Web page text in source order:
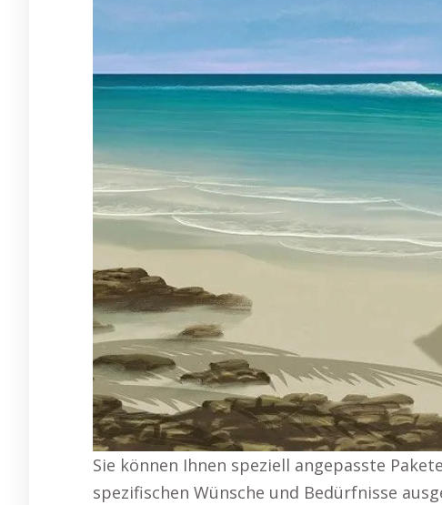
Sie können Ihnen speziell angepasste
spezifischen Wünsche und Bedürfnisse